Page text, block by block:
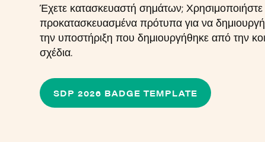
Έχετε κατασκευαστή σημάτων; Χρησιμοποιήστε
προκατασκευασμένα πρότυπα για να
την υποστήριξη που δημιουργήθηκε από την
σχέδια.
SDP 2026 BADGE TEMPLATE